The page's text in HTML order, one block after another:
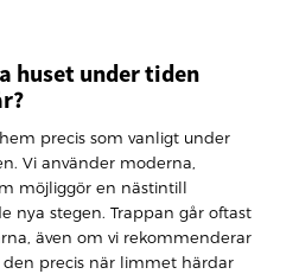
huset under tiden
precis som vanligt under
Vi använder moderna,
möjliggör en nästintill
nya stegen. Trappan går oftast
även om vi rekommenderar
precis när limmet härdar